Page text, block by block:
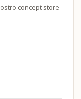
concept store